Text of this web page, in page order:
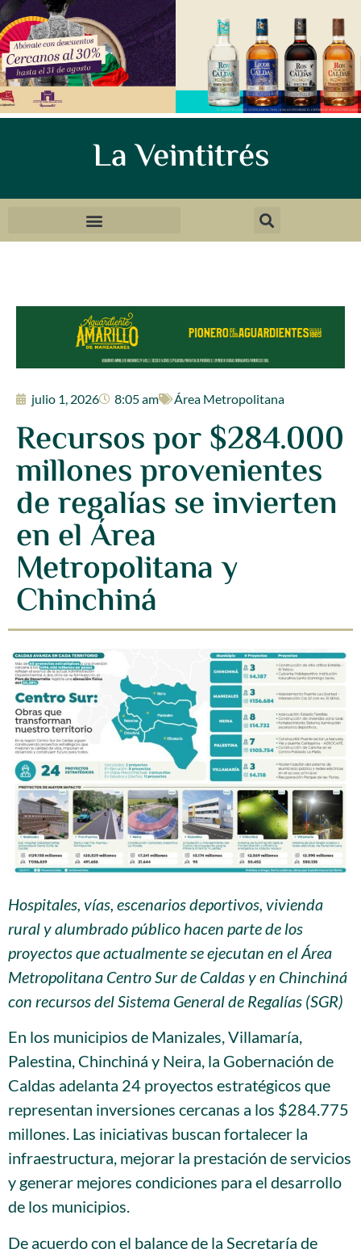
La Veintitrés
julio 1, 2026 8:05 am Área Metropolitana
Recursos por $284.000
millones provenientes
de regalías se invierten
en el Área
Metropolitana y
Chinchiná
Hospitales, vías, escenarios deportivos, vivienda
rural y alumbrado público hacen parte de los
proyectos que actualmente se ejecutan en el Área
Metropolitana Centro Sur de Caldas y en Chinchiná
con recursos del Sistema General de Regalías (SGR)
En los municipios de Manizales, Villamaría,
Palestina, Chinchiná y Neira, la Gobernación de
Caldas adelanta 24 proyectos estratégicos que
representan inversiones cercanas a los $284.775
millones. Las iniciativas buscan fortalecer la
infraestructura, mejorar la prestación de servicios
y generar mejores condiciones para el desarrollo
de los municipios.
De acuerdo con el balance de la Secretaría de